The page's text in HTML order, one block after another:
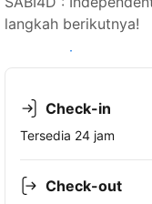
langkah berikutnya!
Lihat ketersediaan
Check-in
Tersedia 24 jam
Check-out